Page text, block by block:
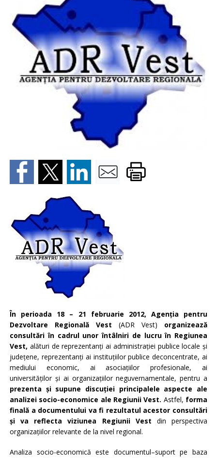
În perioada 18 – 21 februarie 2012, Agenția pentru
Dezvoltare Regională Vest (ADR Vest) organizează
consultări în cadrul unor întâlniri de lucru în Regiunea
Vest, alături de reprezentanți ai administrației publice locale și
județene, reprezentanți ai instituțiilor publice deconcentrate, ai
mediului economic, ai asociațiilor profesionale, ai
universităților și ai organizațiilor neguvernamentale, pentru a
prezenta și supune discuției principalele aspecte ale
analizei socio-economice ale Regiunii Vest. Astfel, forma
finală a documentului va fi rezultatul acestor consultări
și va reflecta viziunea Regiunii Vest din perspectiva
organizațiilor relevante de la nivel regional.
Analiza socio-economică este documentul–suport pe baza